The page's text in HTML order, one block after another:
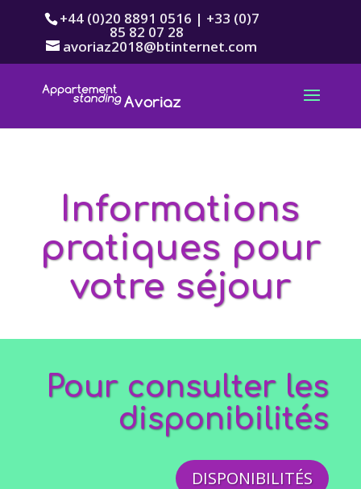
+44 (0)20 8891 0516 | +33 (0)7
85 82 07 28
avoriaz2018@btinternet.com
Informations
pratiques pour
votre séjour
Pour consulter les
disponibilités
DISPONIBILITÉS